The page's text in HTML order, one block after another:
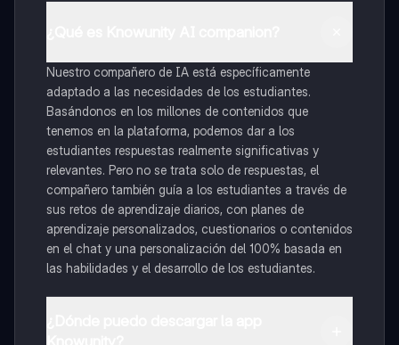
Nuestro compañero de IA está específicamente
adaptado a las necesidades de los estudiantes.
Basándonos en los millones de contenidos que
tenemos en la plataforma, podemos dar a los
estudiantes respuestas realmente significativas y
relevantes. Pero no se trata solo de respuestas, el
compañero también guía a los estudiantes a través de
sus retos de aprendizaje diarios, con planes de
aprendizaje personalizados, cuestionarios o contenidos
en el chat y una personalización del 100% basada en
las habilidades y el desarrollo de los estudiantes.